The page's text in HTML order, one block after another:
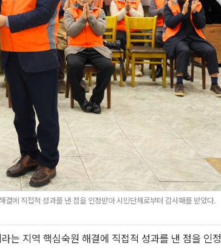
에 직접적 성과를 낸 점을 인정받아 시민단체로부터 감사패를 받았다.
는 지역 핵심숙원 해결에 직접적 성과를 낸 점을 인정